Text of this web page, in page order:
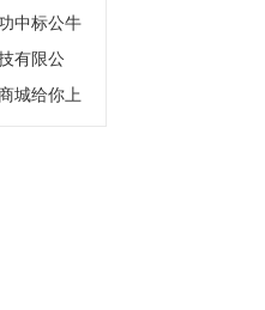
中标公牛
有限公
城给你上